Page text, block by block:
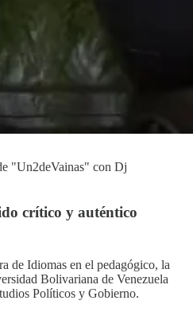
"Un2deVainas" con Dj
crítico y auténtico
de Idiomas en el pedagógico, la
Bolivariana de Venezuela
Políticos y Gobierno.